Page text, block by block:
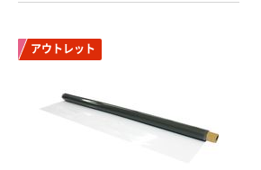
アウトレット